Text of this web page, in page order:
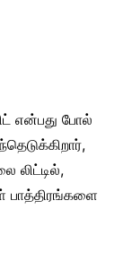
என்பது போல்
லிட்டில்,
பாத்திரங்களை